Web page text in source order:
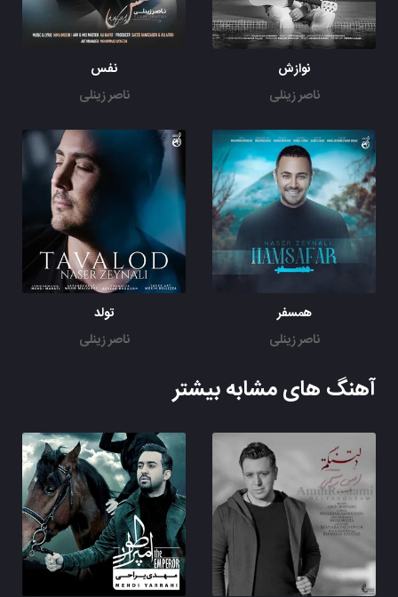
نوازش
ناصر زینلی
نفس
ناصر زینلی
همسفر
ناصر زینلی
تولد
ناصر زینلی
آهنگ های مشابه بیشتر